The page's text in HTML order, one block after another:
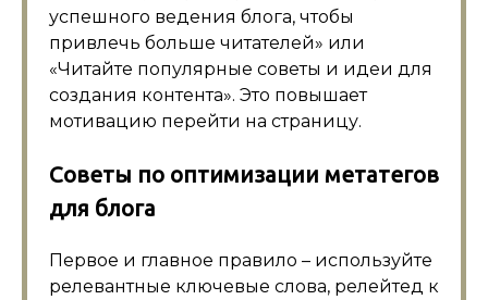
успешного ведения блога, чтобы
привлечь больше читателей» или
«Читайте популярные советы и идеи для
создания контента». Это повышает
мотивацию перейти на страницу.
Советы по оптимизации метатегов
для блога
Первое и главное правило – используйте
релевантные ключевые слова, релейтед к